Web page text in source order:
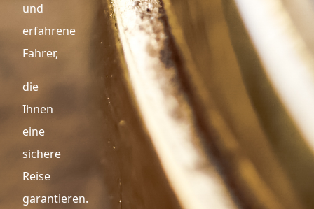
und
erfahrene
Fahrer,
die
Ihnen
eine
sichere
Reise
garantieren.